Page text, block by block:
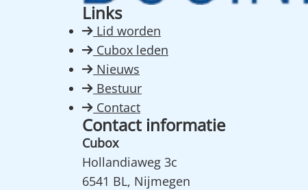
Links
Lid worden
Cubox leden
Nieuws
Bestuur
Contact
Contact informatie
Cubox
Hollandiaweg 3c
6541 BL, Nijmegen